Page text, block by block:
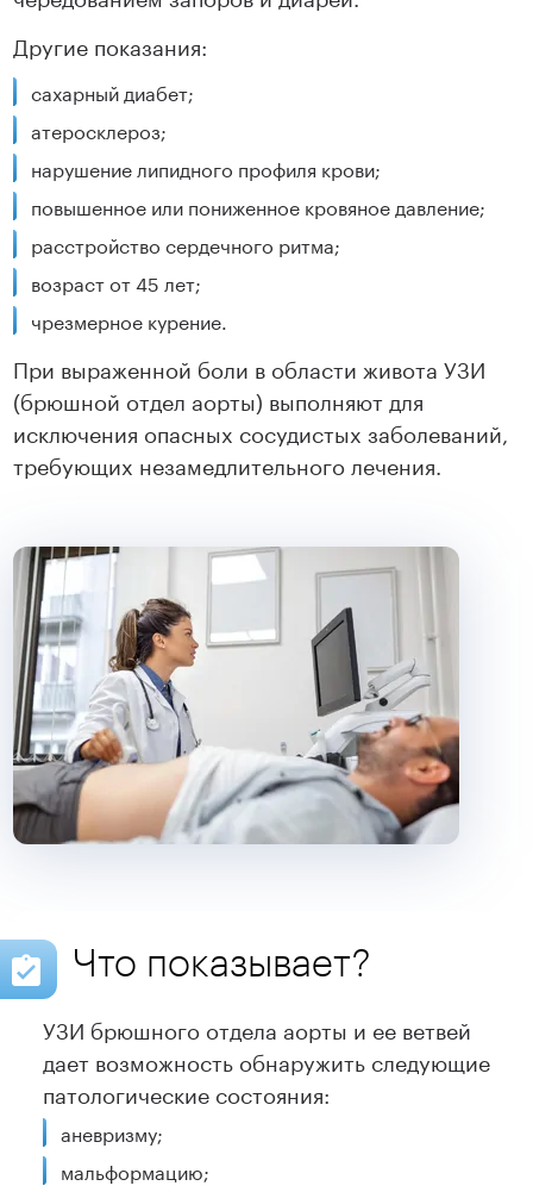
Другие показания:
сахарный диабет;
атеросклероз;
нарушение липидного профиля крови;
повышенное или пониженное кровяное давление;
расстройство сердечного ритма;
возраст от 45 лет;
чрезмерное курение.
При выраженной боли в области живота УЗИ
(брюшной отдел аорты) выполняют для
исключения опасных сосудистых заболеваний,
требующих незамедлительного лечения.
Что показывает?
УЗИ брюшного отдела аорты и ее ветвей
дает возможность обнаружить следующие
патологические состояния:
аневризму;
мальформацию;